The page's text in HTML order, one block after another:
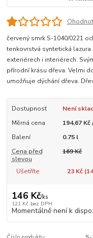
červený smrk S-1040/0221
tenkovrstvá syntetická
exteriérech i interiérech.
přírodní krásu dřeva. Velmi
umožňuje dýchání dřeva.
Dostupnost
Není
Měrná cena
194,67 Kč
Balení
0.75 l
Cena před
slevou
169 Kč
Ušetříte 23 Kč (14
146 Kč/ks
121 Kč bez DPH
Momentálně není k